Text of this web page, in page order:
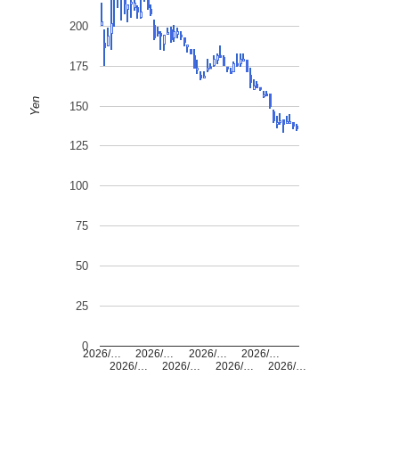
2026/…
2026/…
2026/…
2026/…
2026/…
2026/…
2026/…
2026/…
0
25
50
75
100
125
150
175
200
Yen